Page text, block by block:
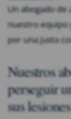
Un abogado de
nuestro equipo
por una justa
Nuestros
perseguir
sus